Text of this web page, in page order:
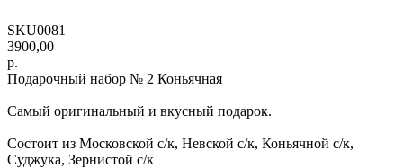
SKU0081
3900,00
р.
Подарочный набор № 2 Коньячная
Самый оригинальный и вкусный подарок.
Состоит из Московской с/к, Невской с/к, Коньячной с/к,
Суджука, Зернистой с/к